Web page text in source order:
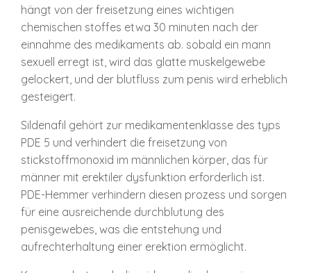
hängt von der freisetzung eines wichtigen
chemischen stoffes etwa 30 minuten nach der
einnahme des medikaments ab. sobald ein mann
sexuell erregt ist, wird das glatte muskelgewebe
gelockert, und der blutfluss zum penis wird erheblich
gesteigert.
Sildenafil gehört zur medikamentenklasse des typs
PDE 5 und verhindert die freisetzung von
stickstoffmonoxid im männlichen körper, das für
männer mit erektiler dysfunktion erforderlich ist.
PDE-Hemmer verhindern diesen prozess und sorgen
für eine ausreichende durchblutung des
penisgewebes, was die entstehung und
aufrechterhaltung einer erektion ermöglicht.